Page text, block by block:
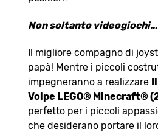
Non soltanto videogiochi…
Il migliore compagno di
papà! Mentre i piccoli
impegneranno a realizzare
Volpe LEGO® Minecraft®
perfetto per i piccoli
che desiderano portare il